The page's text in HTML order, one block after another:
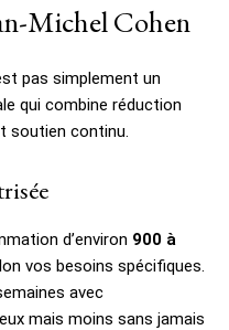
Michel Cohen
pas simplement un
qui combine réduction
soutien continu.
d’environ 900 à
vos besoins spécifiques.
avec
mais moins sans jamais